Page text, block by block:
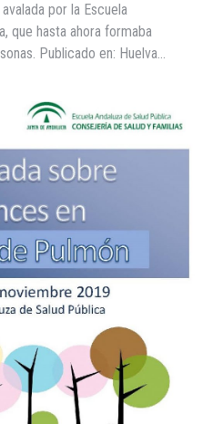
por la Escuela
que hasta ahora formaba
Publicado en: Huelva…